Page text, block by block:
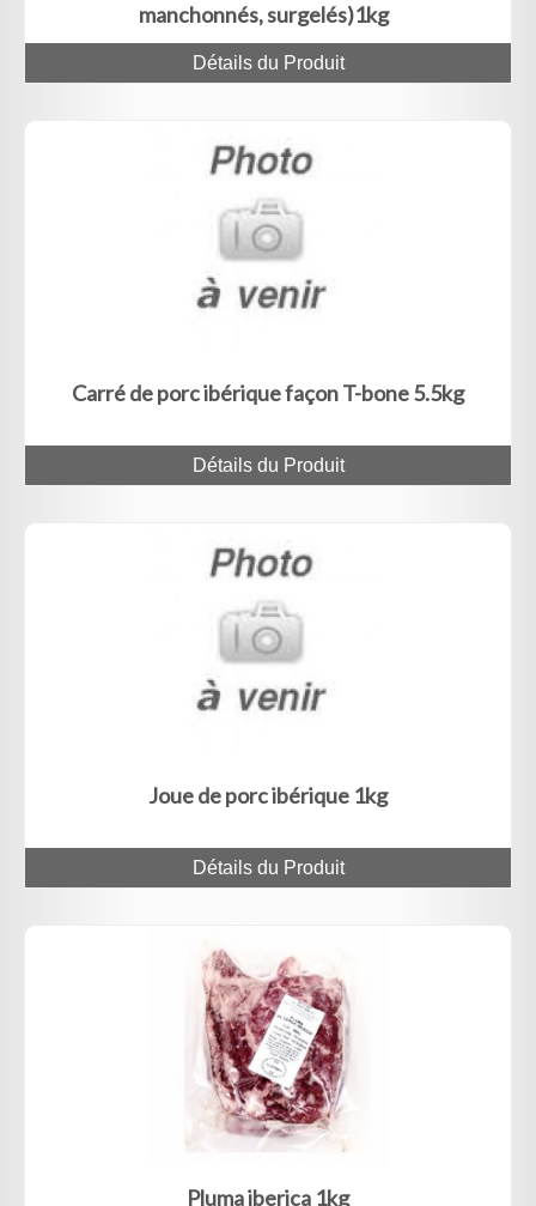
manchonnés, surgelés)1kg
Détails du Produit
Carré de porc ibérique façon T-bone 5.5kg
Détails du Produit
Joue de porc ibérique 1kg
Détails du Produit
Pluma iberica 1kg